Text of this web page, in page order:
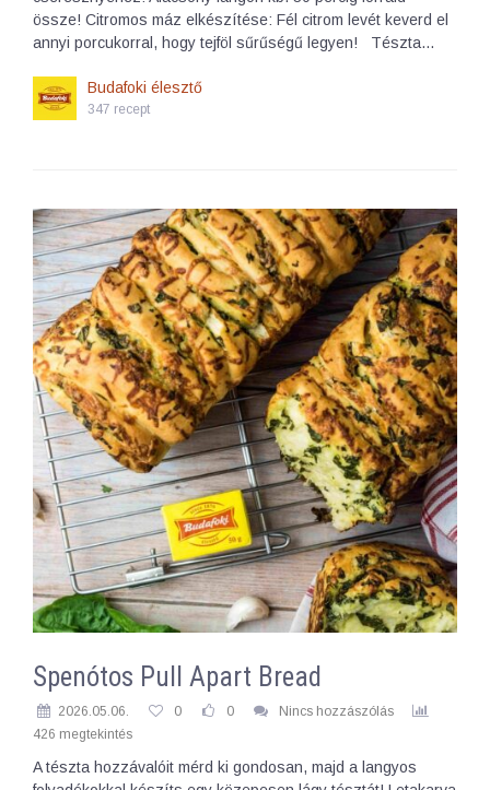
össze! Citromos máz elkészítése: Fél citrom levét keverd el
annyi porcukorral, hogy tejföl sűrűségű legyen! Tészta…
Budafoki élesztő
347 recept
Spenótos Pull Apart Bread
2026.05.06. 0 0
Nincs hozzászólás
426 megtekintés
A tészta hozzávalóit mérd ki gondosan, majd a langyos